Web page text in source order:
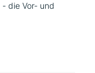
die Vor- und